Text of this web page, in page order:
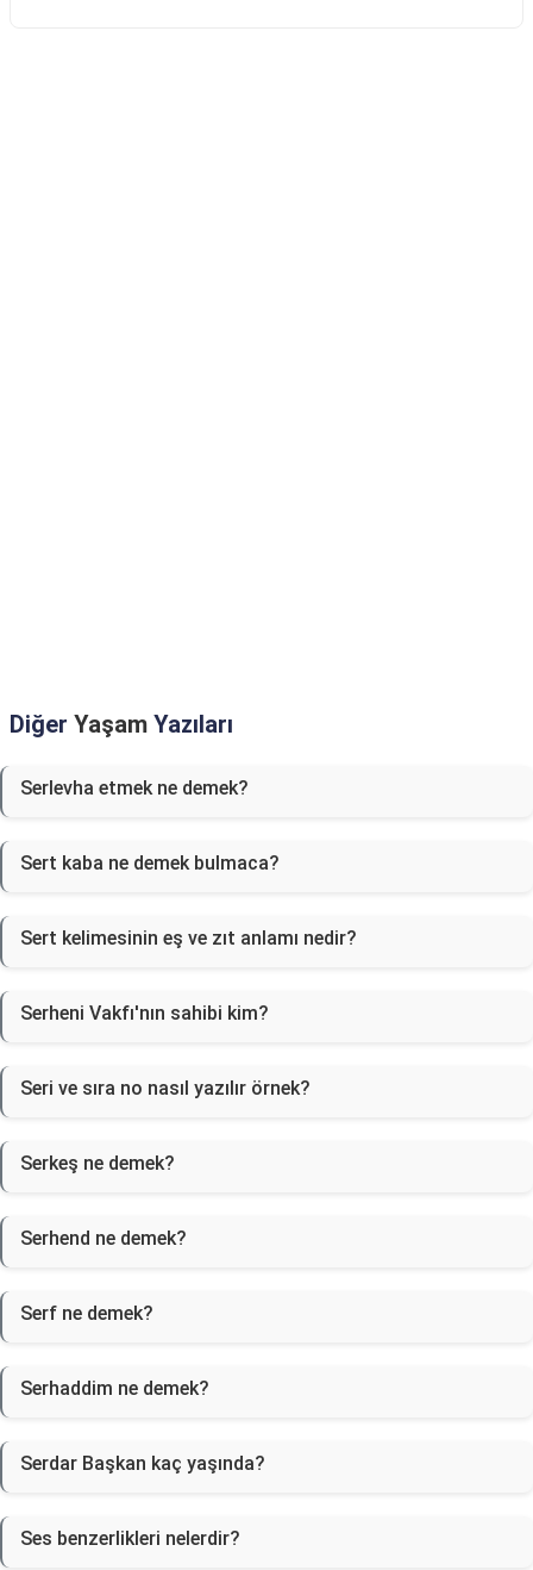
Diğer Yaşam Yazıları
Serlevha etmek ne demek?
Sert kaba ne demek bulmaca?
Sert kelimesinin eş ve zıt anlamı nedir?
Serheni Vakfı'nın sahibi kim?
Seri ve sıra no nasıl yazılır örnek?
Serkeş ne demek?
Serhend ne demek?
Serf ne demek?
Serhaddim ne demek?
Serdar Başkan kaç yaşında?
Ses benzerlikleri nelerdir?